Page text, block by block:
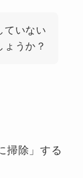
ていない
ょうか？
掃除」する